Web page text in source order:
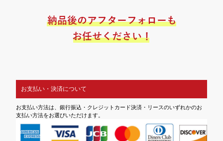
お支払い・決済について
お支払い方法は、銀行振込・クレジットカード決済・リースのいずれかのお
支払い方法をお選びいただけます。